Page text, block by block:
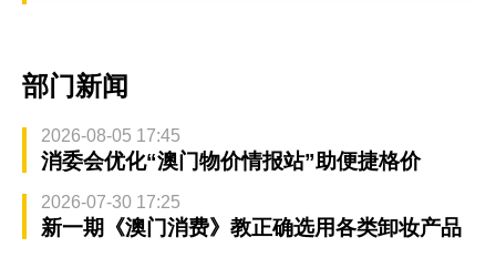
部门新闻
2026-08-05 17:45
消委会优化“澳门物价情报站”助便捷格价
2026-07-30 17:25
新一期《澳门消费》教正确选用各类卸妆产品